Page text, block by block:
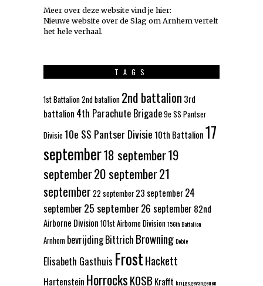
Meer over deze website vind je hier:
Nieuwe website over de Slag om Arnhem vertelt
het hele verhaal.
TAGS
1st Battalion2nd batallion 2nd battalion 3rd
battalion 4th Parachute Brigade9e SS Pantser
Divisie 10e SS Pantser Divisie 10th Battalion17
september18 september19
september20 september21
september 22 september 23 september24
september 25 september26 september 82nd
Airborne Division 101st Airborne Division156th Battalion
Arnhem bevrijdingBittrich BrowningDobie
Elisabeth Gasthuis FrostHackett
Hartenstein HorrocksKOSB Krafft krijgsgevangenen